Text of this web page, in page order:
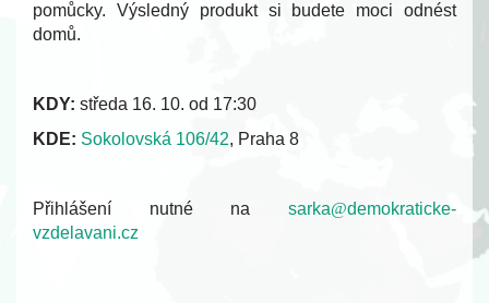
pomůcky. Výsledný produkt si budete moci odnést
domů.
KDY: středa 16. 10. od 17:30
KDE: Sokolovská 106/42, Praha 8
Přihlášení nutné na sarka@demokraticke-
vzdelavani.cz